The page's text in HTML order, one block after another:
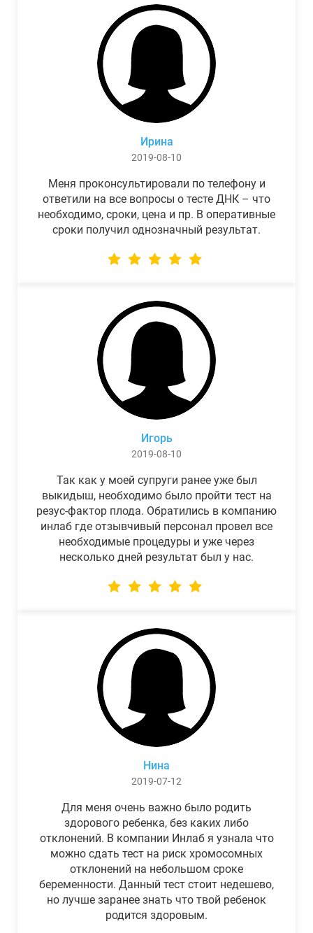
Ирина
2019-08-10
Меня проконсультировали по телефону и
ответили на все вопросы о тесте ДНК – что
необходимо, сроки, цена и пр. В оперативные
сроки получил однозначный результат.
Игорь
2019-08-10
Так как у моей супруги ранее уже был
выкидыш, необходимо было пройти тест на
резус-фактор плода. Обратились в компанию
инлаб где отзывчивый персонал провел все
необходимые процедуры и уже через
несколько дней результат был у нас.
Нина
2019-07-12
Для меня очень важно было родить
здорового ребенка, без каких либо
отклонений. В компании Инлаб я узнала что
можно сдать тест на риск хромосомных
отклонений на небольшом сроке
беременности. Данный тест стоит недешево,
но лучше заранее знать что твой ребенок
родится здоровым.